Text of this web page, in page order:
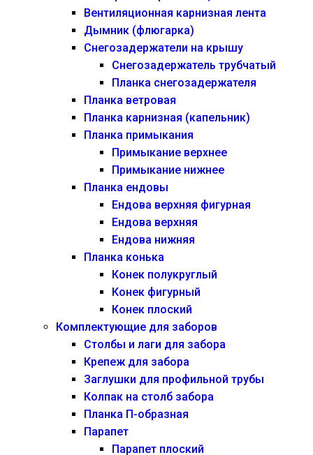
Вентиляционная карнизная лента
Дымник (флюгарка)
Снегозадержатели на крышу
Снегозадержатель трубчатый
Планка снегозадержателя
Планка ветровая
Планка карнизная (капельник)
Планка примыкания
Примыкание верхнее
Примыкание нижнее
Планка ендовы
Ендова верхняя фигурная
Ендова верхняя
Ендова нижняя
Планка конька
Конек полукруглый
Конек фигурный
Конек плоский
Комплектующие для заборов
Столбы и лаги для забора
Крепеж для забора
Заглушки для профильной трубы
Колпак на столб забора
Планка П-образная
Парапет
Парапет плоский